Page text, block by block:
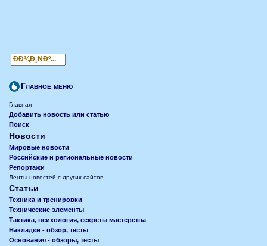
Главное меню
Главная
Добавить новость или статью
Поиск
Новости
Мировые новости
Российские и региональные новости
Репортажи
Ленты новостей с других сайтов
Статьи
Техника и тренировки
Технические элементы
Тактика, психология, секреты мастерства
Накладки - обзор, тесты
Основания - обзоры, тесты